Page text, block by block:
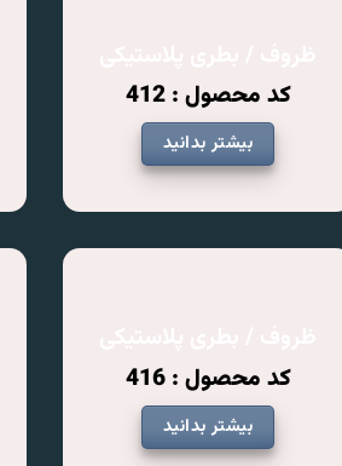
کد محصول : 412
بیشتر بدانید
کد محصول : 416
بیشتر بدانید